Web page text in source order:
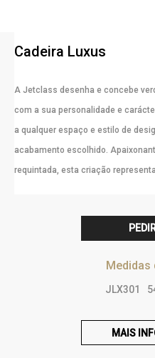
Cadeira Luxus
A Jetclass desenha e concebe
com a sua personalidade e
a qualquer espaço e estilo de
acabamento escolhido.
requintada, esta criação
JLX301
MAIS